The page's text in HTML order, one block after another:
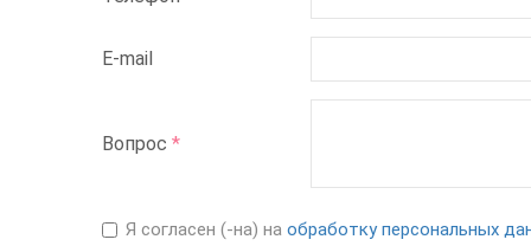
E-mail
Вопрос *
Я согласен (-на) на обработку персональных